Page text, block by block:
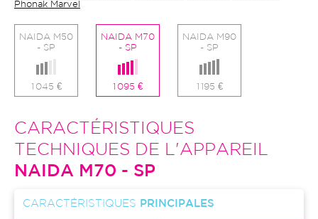
Phonak Marvel
NAIDA M50
- SP
1 045 €
NAIDA M70
- SP
1 095 €
NAIDA M90
- SP
1 195 €
CARACTÉRISTIQUES
TECHNIQUES DE L'APPAREIL
NAIDA M70 - SP
CARACTÉRISTIQUES PRINCIPALES